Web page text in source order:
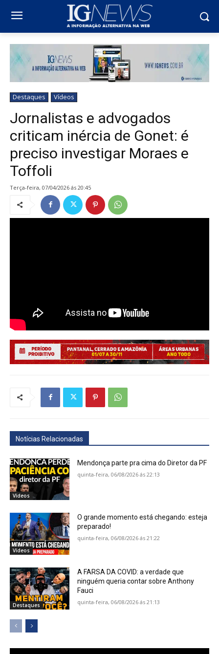
Destaques Vídeos
Jornalistas e advogados
criticam inércia de Gonet: é
preciso investigar Moraes e
Toffoli
terça-feira, 07/04/2026 ás 20:45
Notícias Relacionadas
Vídeos
Mendonça parte pra cima do Diretor da PF
quinta-feira, 06/08/2026 ás 22:13
Vídeos
O grande momento está chegando: esteja
preparado!
quinta-feira, 06/08/2026 ás 21:22
Destaques
A FARSA DA COVID: a verdade que
ninguém queria contar sobre Anthony
Fauci
quinta-feira, 06/08/2026 ás 21:13